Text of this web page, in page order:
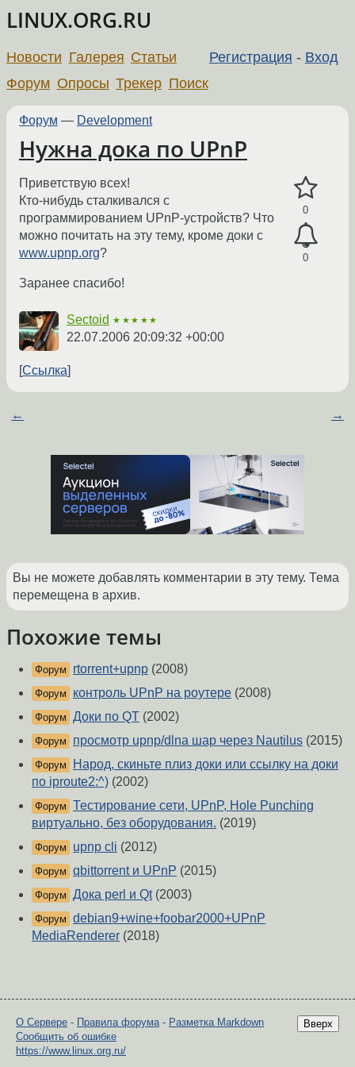
LINUX.ORG.RU
Регистрация - Вход
Новости Галерея Статьи
Форум Опросы Трекер Поиск
Форум — Development
Нужна дока по UPnP
0
0
Приветствую всех!
Кто-нибудь сталкивался с
программированием UPnP-устройств? Что
можно почитать на эту тему, кроме доки с
www.upnp.org?
Заранее спасибо!
Sectoid ★★★★★
22.07.2006 20:09:32 +00:00
Ссылка
← →
Вы не можете добавлять комментарии в эту тему. Тема
перемещена в архив.
Похожие темы
Форум rtorrent+upnp (2008)
Форум контроль UPnP на роутере (2008)
Форум Доки по QT (2002)
Форум просмотр upnp/dlna шар через Nautilus (2015)
Форум
Народ, скиньте плиз доки или ссылку на доки
по iproute2:^) (2002)
Форум Тестирование сети, UPnP, Hole Punching
виртуально, без оборудования. (2019)
Форум upnp cli (2012)
Форум qbittorrent и UPnP (2015)
Форум Дока perl и Qt(2003)
Форум debian9+wine+foobar2000+UPnP
MediaRenderer (2018)
Вверх
О Сервере - Правила форума- Разметка Markdown
Сообщить об ошибке
https://www.linux.org.ru/